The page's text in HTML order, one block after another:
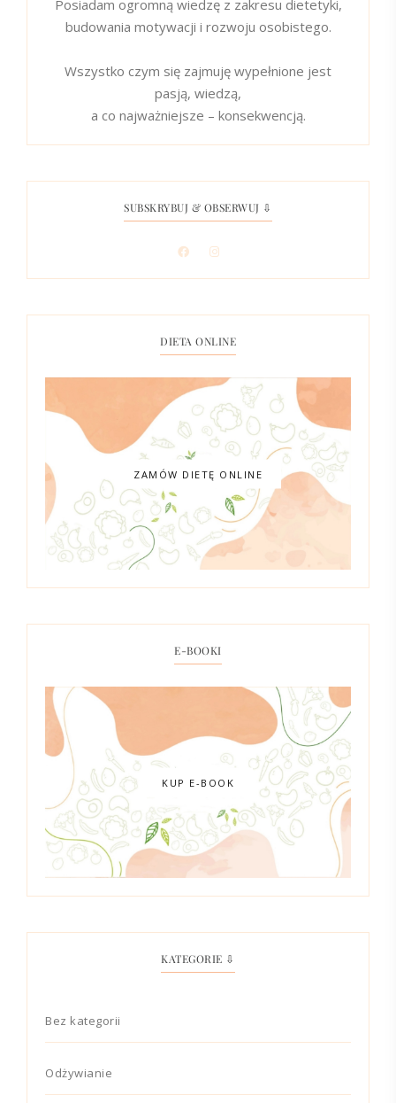
Posiadam ogromną wiedzę z zakresu dietetyki,
budowania motywacji i rozwoju osobistego.
Wszystko czym się zajmuję wypełnione jest
pasją, wiedzą,
a co najważniejsze – konsekwencją.
SUBSKRYBUJ & OBSERWUJ ⇩
DIETA ONLINE
ZAMÓW DIETĘ ONLINE
E-BOOKI
KUP E-BOOK
KATEGORIE ⇩
Bez kategorii
Odżywianie